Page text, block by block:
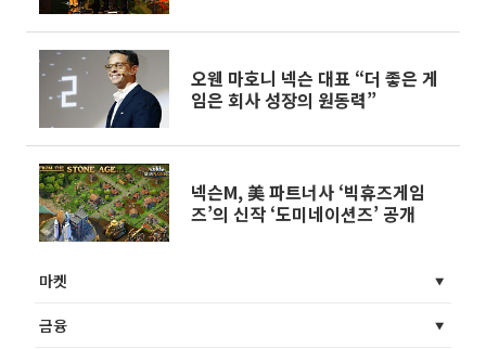
오웬 마호니 넥슨 대표 “더 좋은 게
임은 회사 성장의 원동력”
넥슨M, 美 파트너사 ‘빅휴즈게임
즈’의 신작 ‘도미네이션즈’ 공개
마켓
금융